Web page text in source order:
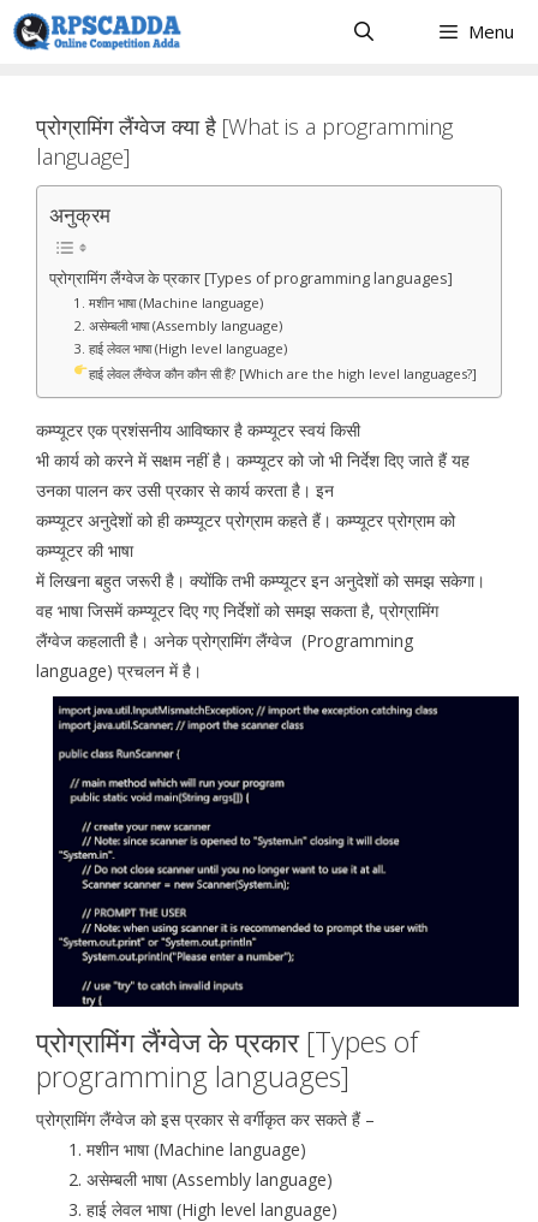
Skip
to
Menu
प्रोग्रामिंग लैंग्वेज क्या है [What is a programming
language]
अनुक्रम
प्रोग्रामिंग लैंग्वेज के प्रकार [Types of programming languages]
1. मशीन भाषा (Machine language)
2. असेम्बली भाषा (Assembly language)
3. हाई लेवल भाषा (High level language)
हाई लेवल लैंग्वेज कौन कौन सी हैं? [Which are the high level languages?]
कम्प्यूटर एक प्रशंसनीय आविष्कार है कम्प्यूटर स्वयं किसी
भी कार्य को करने में सक्षम नहीं है। कम्प्यूटर को जो भी निर्देश दिए जाते हैं यह
उनका पालन कर उसी प्रकार से कार्य करता है। इन
कम्प्यूटर अनुदेशों को ही कम्प्यूटर प्रोग्राम कहते हैं। कम्प्यूटर प्रोग्राम को
कम्प्यूटर की भाषा
में लिखना बहुत जरूरी है। क्योंकि तभी कम्प्यूटर इन अनुदेशों को समझ सकेगा।
वह भाषा जिसमें कम्प्यूटर दिए गए निर्देशों को समझ सकता है, प्रोग्रामिंग
लैंग्वेज कहलाती है। अनेक प्रोग्रामिंग लैंग्वेज (Programming
language) प्रचलन में है।
प्रोग्रामिंग लैंग्वेज के प्रकार [Types of
programming languages]
प्रोग्रामिंग लैंग्वेज को इस प्रकार से वर्गीकृत कर सकते हैं –
मशीन भाषा (Machine language)
असेम्बली भाषा (Assembly language)
हाई लेवल भाषा (High level language)